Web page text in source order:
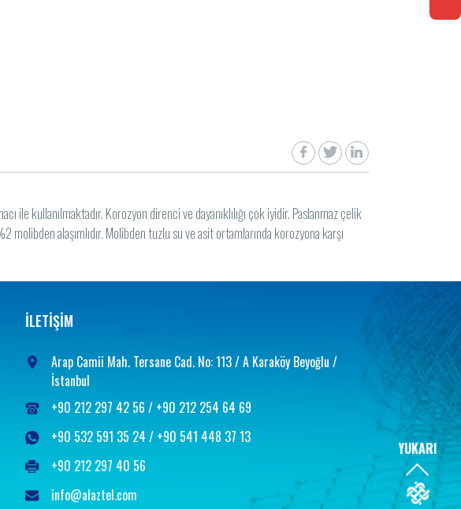
kullanılmaktadır. Korozyon direnci ve dayanıklılığı çok iyidir. Paslanmaz çelik
alaşımlıdır. Molibden tuzlu su ve asit ortamlarında korozyona karşı
İLETİŞİM
Arap Camii Mah. Tersane Cad. No: 113 / A Karaköy Beyoğlu /
İstanbul
+90 212 297 42 56 / +90 212 254 64 69
+90 532 591 35 24 / +90 541 448 37 13
+90 212 297 40 56
info@alaztel.com
YUKARI